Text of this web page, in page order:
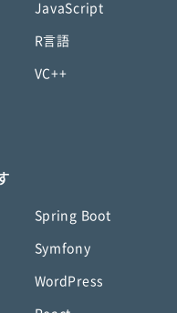
JavaScript
R言語
VC++
Spring Boot
Symfony
WordPress